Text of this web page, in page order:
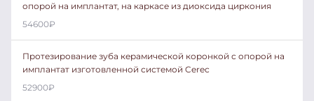
опорой на имплантат, на каркасе из диоксида циркония
54600₽
Протезирование зуба керамической коронкой с опорой на
имплантат изготовленной системой Cerec
52900₽